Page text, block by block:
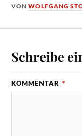
VONWOLFGANG
Schreibe
KOMMENTAR *